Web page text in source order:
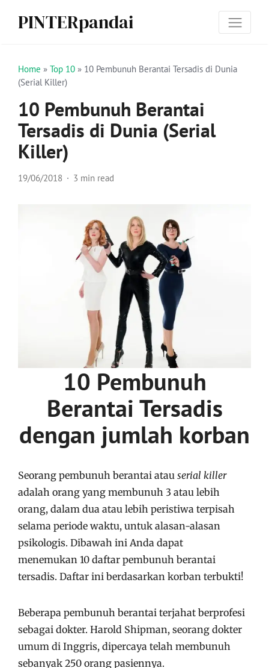
PINTERpandai
Home » Top 10 » 10 Pembunuh Berantai Tersadis di Dunia
(Serial Killer)
10 Pembunuh Berantai
Tersadis di Dunia (Serial
Killer)
19/06/2018 3 min read
10 Pembunuh
Berantai Tersadis
dengan jumlah korban
Seorang pembunuh berantai atau serial killer
adalah orang yang membunuh 3 atau lebih
orang, dalam dua atau lebih peristiwa terpisah
selama periode waktu, untuk alasan-alasan
psikologis. Dibawah ini Anda dapat
menemukan 10 daftar pembunuh berantai
tersadis. Daftar ini berdasarkan korban terbukti!
Beberapa pembunuh berantai terjahat berprofesi
sebagai dokter. Harold Shipman, seorang dokter
umum di Inggris, dipercaya telah membunuh
sebanyak 250 orang pasiennya.